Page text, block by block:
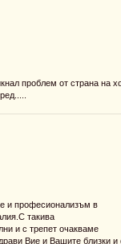
проблем от страна на
и професионализъм в
такива
и с трепет очакваме
Вие и Вашите близки и